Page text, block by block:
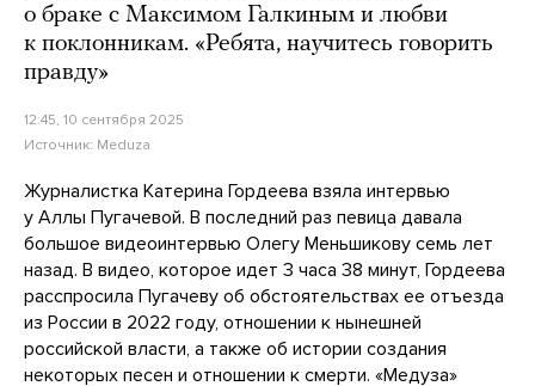
о браке с Максимом Галкиным и любви
к поклонникам. «Ребята, научитесь говорить
правду»
12:45, 10 сентября 2025
Источник: Meduza
Журналистка Катерина Гордеева взяла интервью
у Аллы Пугачевой. В последний раз певица давала
большое видеоинтервью Олегу Меньшикову семь лет
назад. В видео, которое идет 3 часа 38 минут, Гордеева
расспросила Пугачеву об обстоятельствах ее отъезда
из России в 2022 году, отношении к нынешней
российской власти, а также об истории создания
некоторых песен и отношении к смерти. «Медуза»